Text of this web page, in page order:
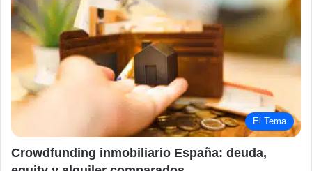
El Tema
Crowdfunding inmobiliario España: deuda,